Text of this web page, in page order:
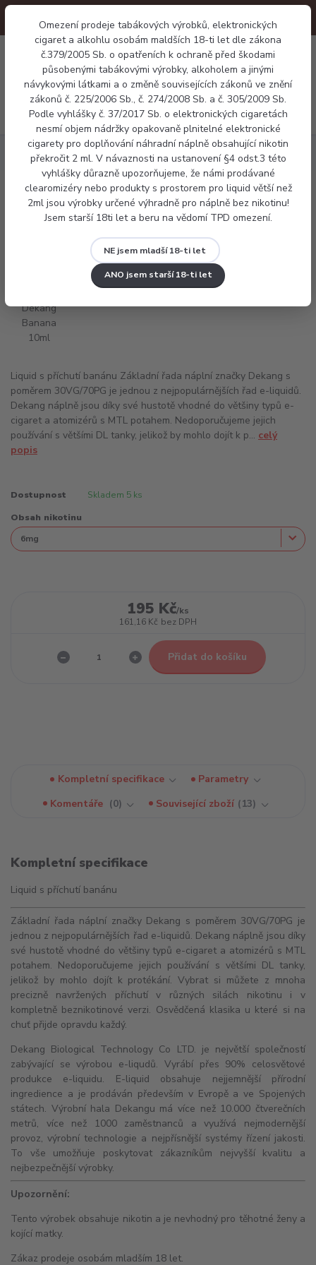
Omezení prodeje tabákových výrobků, elektronických
cigaret a alkohlu osobám maldších 18-ti let dle zákona
č.379/2005 Sb. o opatřeních k ochraně před škodami
působenými tabákovými výrobky, alkoholem a jinými
návykovými látkami a o změně souvisejících zákonů ve znění
zákonů č. 225/2006 Sb., č. 274/2008 Sb. a č. 305/2009 Sb.
Podle vyhlášky č. 37/2017 Sb. o elektronických cigaretách
nesmí objem nádržky opakovaně plnitelné elektronické
cigarety pro doplňování náhradní náplně obsahující nikotin
překročit 2 ml. V návaznosti na ustanovení §4 odst.3 této
vyhlášky důrazně upozorňujeme, že námi prodávané
clearomizéry nebo produkty s prostorem pro liquid větší než
2ml jsou výrobky určené výhradně pro náplně bez nikotinu!
Jsem starší 18ti let a beru na vědomí TPD omezení.
NE jsem mladší 18-ti let
ANO jsem starší 18-ti let
Menu
0 Kč
Náplně Ovocné E-liquid Dekang Banana 10ml
E-liquid Dekang Banana 10ml
Liquid s příchutí banánu Základní řada náplní značky Dekang s
poměrem 30VG/70PG je jednou z nejpopulárnějších řad e-liquidů.
Dekang náplně jsou díky své hustotě vhodné do většiny typů e-
cigaret a atomizérů s MTL potahem. Nedoporučujeme jejich
používání s většími DL tanky, jelikož by mohlo dojít k p... celý
popis
Dostupnost Skladem 5 ks
Obsah nikotinu
195 Kč/ks
161,16 Kč bez DPH
Přidat do košíku
Kompletní specifikace
Parametry
Komentáře
0 Související zboží 13
Kompletní specifikace
Liquid s příchutí banánu
Základní řada náplní značky Dekang s poměrem 30VG/70PG je
jednou z nejpopulárnějších řad e-liquidů. Dekang náplně jsou díky
své hustotě vhodné do většiny typů e-cigaret a atomizérů s MTL
potahem. Nedoporučujeme jejich používání s většími DLtanky,
jelikož by mohlo dojít k protékání. Vybrat si můžete z mnoha
precizně navržených příchutí v různých silách nikotinu i v
kompletně beznikotinové verzi. Osvědčená klasika u které si na
chuť přijde opravdu každý.
Dekang Biological Technology Co LTD. je největší společností
zabývající se výrobou e-liqudů. Vyrábí přes 90% celosvětové
produkce e-liquidu. E-liquid obsahuje nejjemnější přírodní
ingredience a je prodáván především v Evropě a ve Spojených
státech. Výrobní hala Dekangu má více než 10.000 čtverečních
metrů, více než 1000 zaměstnanců a využívá nejmodernější
provoz, výrobní technologie a nejpřísnější systémy řízení jakosti.
To vše umožňuje poskytovat zákazníkům nejvyšší kvalitu a
nejbezpečnější výrobky.
Upozornění:
Tento výrobek obsahuje nikotin a je nevhodný pro těhotné ženy a
kojící matky.
Zákaz prodeje osobám mladším 18 let.